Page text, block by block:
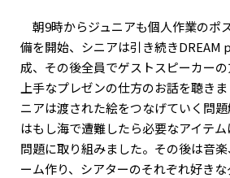
朝9時からジュニアも個人作業のポ
備を開始、シニアは引き続き
成、その後全員でゲストスピーカー
上手なプレゼンの仕方のお話を聴き
ニアは渡された絵をつなげていく問
はもし海で遭難したら必要なアイテ
問題に取り組みました。その後は音
ーム作り、シアターのそれぞれ好き